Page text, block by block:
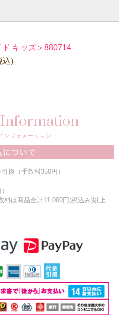
ド キッズ＞880714
込)
ンフォメーション
（手数料350円）
は商品合計11,000円(税込み)以上